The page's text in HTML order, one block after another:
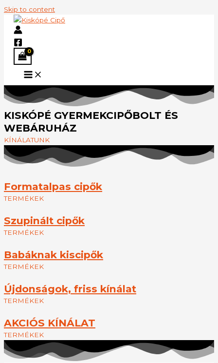
Skip to content
KISKÓPÉ GYERMEKCIPŐBOLT ÉS
WEBÁRUHÁZ
KÍNÁLATUNK
Formatalpas cipők
TERMÉKEK
Szupinált cipők
TERMÉKEK
Babáknak kiscipők
TERMÉKEK
Újdonságok, friss kínálat
TERMÉKEK
AKCIÓS KÍNÁLAT
TERMÉKEK